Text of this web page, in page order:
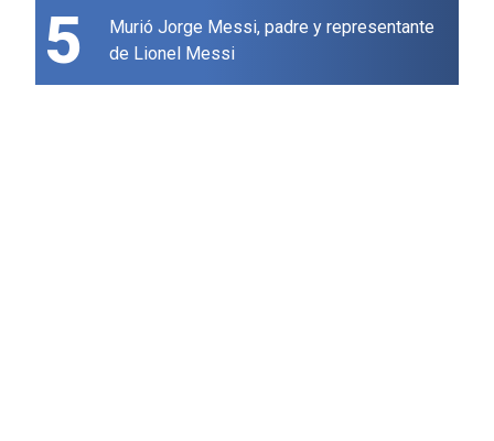
5
Murió Jorge Messi, padre y representante
de Lionel Messi